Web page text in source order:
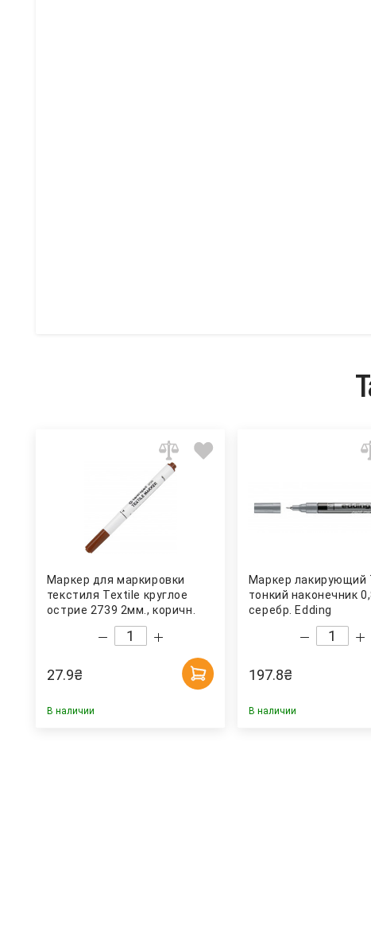
Маркер для маркировки
текстиля Textile круглое
острие 2739 2мм., коричн.
27.9₴
В наличии
Маркер лакирующий
тонкий наконечник
серебр. Edding
197.8₴
В наличии